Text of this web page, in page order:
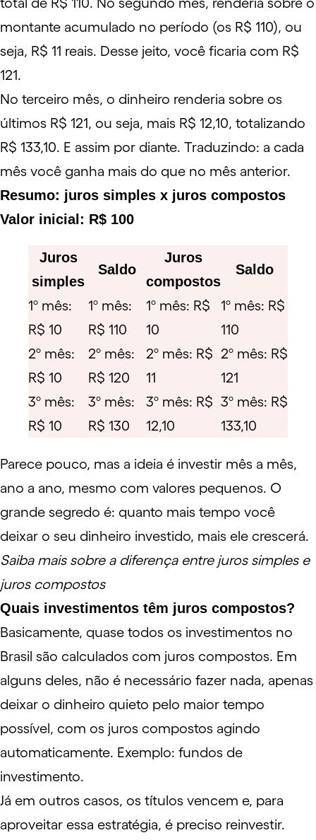
montante acumulado no período (os R$ 110), ou
seja, R$ 11 reais. Desse jeito, você ficaria com R$
121.
No terceiro mês, o dinheiro renderia sobre os
últimos R$ 121, ou seja, mais R$ 12,10, totalizando
R$ 133,10. E assim por diante. Traduzindo: a cada
mês você ganha mais do que no mês anterior.
Resumo: juros simples x juros compostos
Valor inicial: R$ 100
Juros
simples
Saldo
Juros
compostos
Saldo
1º mês:
R$ 10
1º mês:
R$ 110
1º mês: R$
10
1º mês: R$
110
2º mês:
R$ 10
2º mês:
R$ 120
2º mês: R$
11
2º mês: R$
121
3º mês:
R$ 10
3º mês:
R$ 130
3º mês: R$
12,10
3º mês: R$
133,10
Parece pouco, mas a ideia é investir mês a mês,
ano a ano, mesmo com valores pequenos. O
grande segredo é: quanto mais tempo você
deixar o seu dinheiro investido, mais ele crescerá.
Saiba mais sobre a diferença entre juros simples e
juros compostos
Quais investimentos têm juros compostos?
Basicamente, quase todos os investimentos no
Brasil são calculados com juros compostos. Em
alguns deles, não é necessário fazer nada, apenas
deixar o dinheiro quieto pelo maior tempo
possível, com os juros compostos agindo
automaticamente. Exemplo: fundos de
investimento.
Já em outros casos, os títulos vencem e, para
aproveitar essa estratégia, é preciso reinvestir.